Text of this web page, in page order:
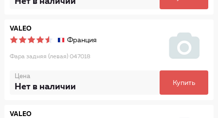
VALEO
Франция
Фара задняя (левая) 047018
Цена
Нет в наличии Купить
VALEO